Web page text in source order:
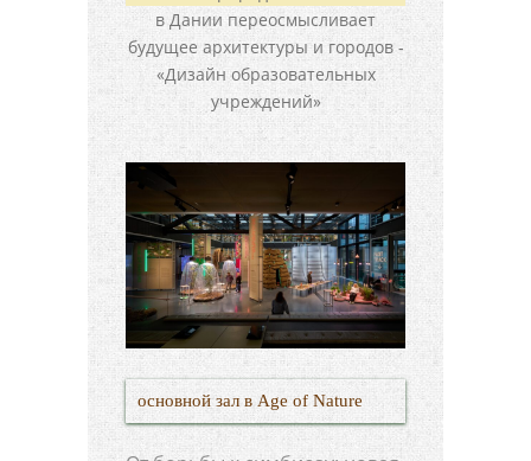
основной зал в Age of Nature